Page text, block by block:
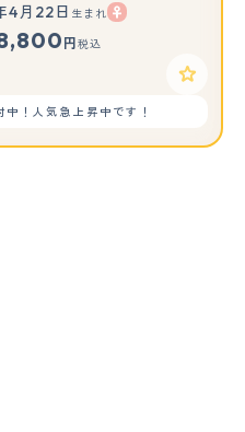
4月22日 生まれ
円 税込
中！人気急上昇中です！